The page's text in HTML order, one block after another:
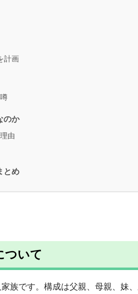
計画
のか
由
とめ
ついて
族です。構成は父親、母親、妹